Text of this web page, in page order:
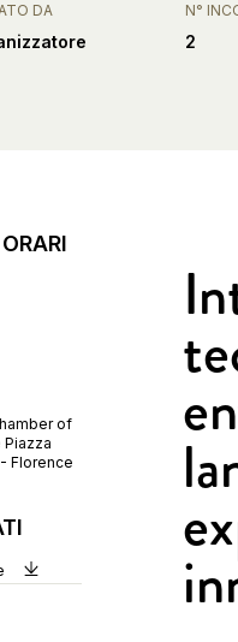
DA N°
2
of
Florence